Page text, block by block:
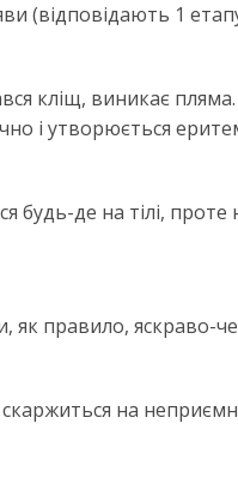
(відповідають 1
кліщ, виникає
і утворюється
будь-де на тілі, проте
як правило, яскраво-
на